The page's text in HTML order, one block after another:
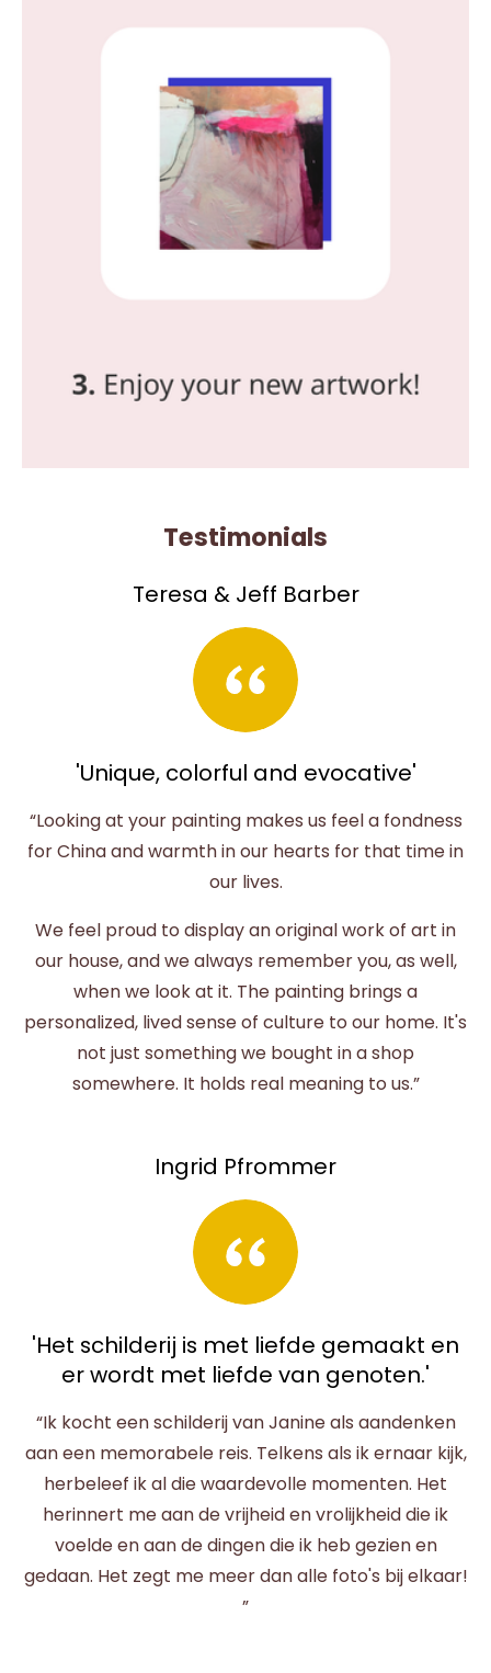
Testimonials
Teresa & Jeff Barber
'Unique, colorful and evocative'
“Looking at your painting makes us feel a fondness
for China and warmth in our hearts for that time in
our lives.
We feel proud to display an original work of art in
our house, and we always remember you, as well,
when we look at it. The painting brings a
personalized, lived sense of culture to our home. It's
not just something we bought in a shop
somewhere. It holds real meaning to us.”
Ingrid Pfrommer
'Het schilderij is met liefde gemaakt en
er wordt met liefde van genoten.'
“Ik kocht een schilderij van Janine als aandenken
aan een memorabele reis. Telkens als ik ernaar kijk,
herbeleef ik al die waardevolle momenten. Het
herinnert me aan de vrijheid en vrolijkheid die ik
voelde en aan de dingen die ik heb gezien en
gedaan. Het zegt me meer dan alle foto's bij elkaar!
”